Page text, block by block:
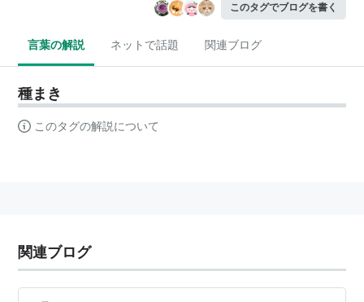
このタグでブログを書く
言葉の解説 ネットで話題 関連ブログ
種まき
このタグの解説について
関連ブログ